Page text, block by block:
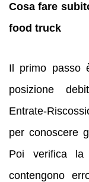
Cosa fare
food truck
Il primo passo
posizione
Entrate-
per conoscere
Poi verifica la
contengono